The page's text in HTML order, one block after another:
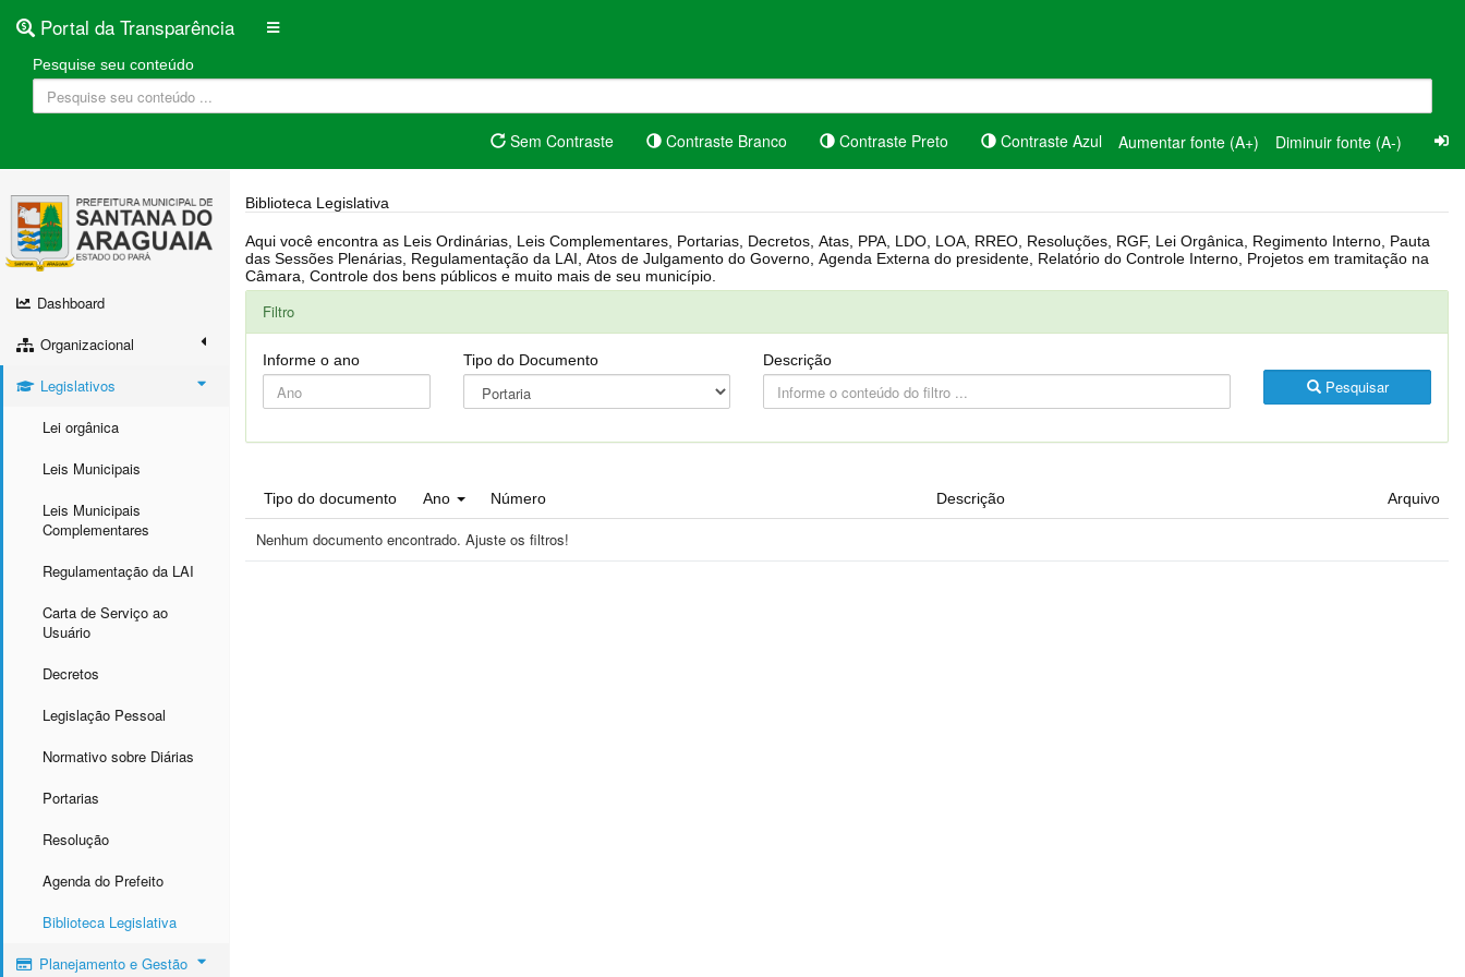
Portal da Transparência
Pesquise seu conteúdo
Sem Contraste Contraste Branco Contraste Preto Contraste Azul Aumentar fonte (A+) Diminuir fonte (A-)
Dashboard
Organizacional
Legislativos
Lei orgânica
Leis Municipais
Leis Municipais
Complementares
Regulamentação da LAI
Carta de Serviço ao
Usuário
Decretos
Legislação Pessoal
Normativo sobre Diárias
Portarias
Resolução
Agenda do Prefeito
Biblioteca Legislativa
Planejamento e Gestão
Biblioteca Legislativa
Aqui você encontra as Leis Ordinárias, Leis Complementares, Portarias, Decretos, Atas, PPA, LDO, LOA, RREO, Resoluções, RGF, Lei Orgânica, Regimento Interno, Pauta
das Sessões Plenárias, Regulamentação da LAI, Atos de Julgamento do Governo, Agenda Externa do presidente, Relatório do Controle Interno, Projetos em tramitação na
Câmara, Controle dos bens públicos e muito mais de seu município.
Filtro
Informe o ano Tipo do Documento Descrição
Pesquisar
Tipo do documento Ano Número Descrição Arquivo
Nenhum documento encontrado. Ajuste os filtros!